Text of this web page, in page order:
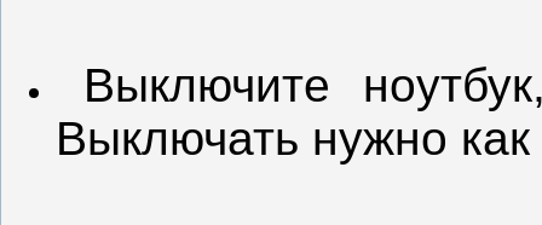
Выключите
Выключать нужно